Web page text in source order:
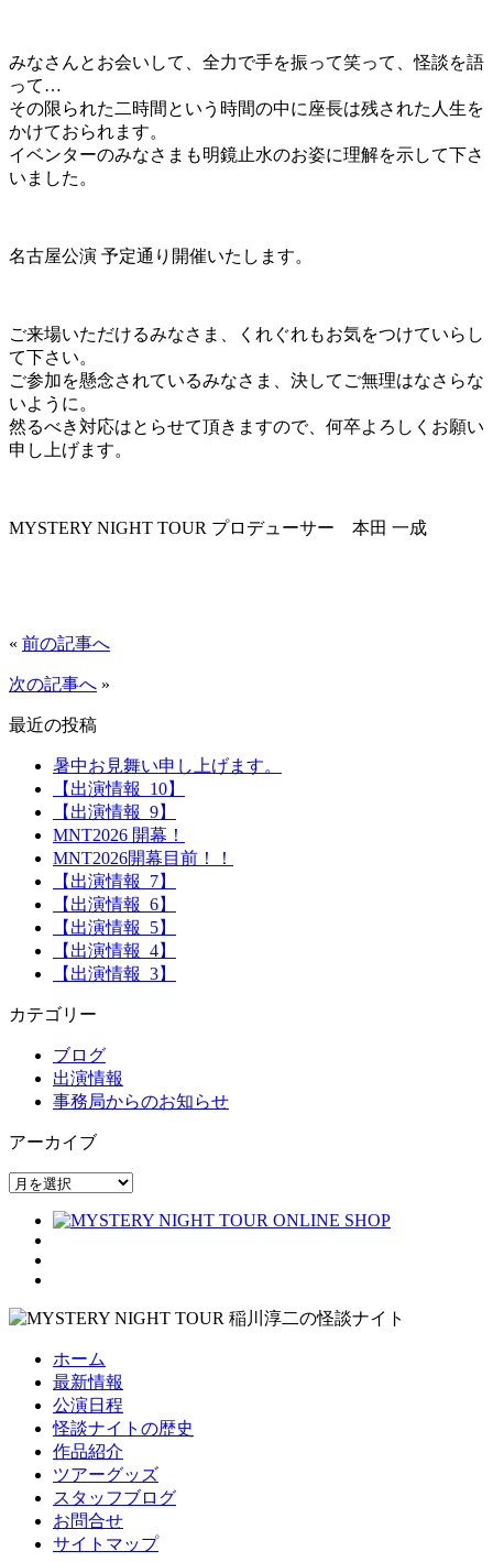
みなさんとお会いして、全力で手を振って笑って、怪談を語
って…
その限られた二時間という時間の中に座長は残された人生を
かけておられます。
イベンターのみなさまも明鏡止水のお姿に理解を示して下さ
いました。
名古屋公演 予定通り開催いたします。
ご来場いただけるみなさま、くれぐれもお気をつけていらし
て下さい。
ご参加を懸念されているみなさま、決してご無理はなさらな
いように。
然るべき対応はとらせて頂きますので、何卒よろしくお願い
申し上げます。
MYSTERY NIGHT TOUR プロデューサー 本田 一成
« 前の記事へ
次の記事へ »
最近の投稿
暑中お見舞い申し上げます。
【出演情報_10】
【出演情報_9】
MNT2026 開幕！
MNT2026開幕目前！！
【出演情報_7】
【出演情報_6】
【出演情報_5】
【出演情報_4】
【出演情報_3】
カテゴリー
ブログ
出演情報
事務局からのお知らせ
アーカイブ
ア
ホーム
最新情報
公演日程
怪談ナイトの歴史
作品紹介
ツアーグッズ
スタッフブログ
お問合せ
サイトマップ